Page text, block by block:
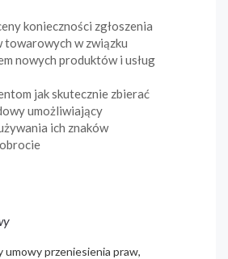
konieczności zgłoszenia
towarowych w związku
nowych produktów i usług
jak skutecznie zbierać
umożliwiający
ich znaków
umowy przeniesienia praw,